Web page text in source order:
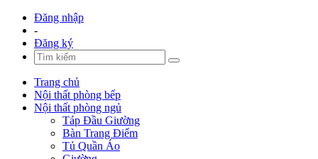
Đăng nhập
-
Đăng ký
Trang chủ
Nội thất phòng bếp
Nội thất phòng ngủ
Táp Đầu Giường
Bàn Trang Điểm
Tủ Quần Áo